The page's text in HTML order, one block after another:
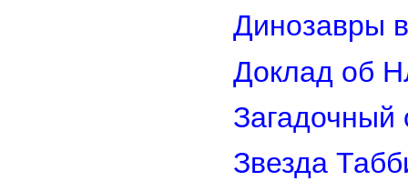
Динозавры
Доклад об
Загадочный
Звезда